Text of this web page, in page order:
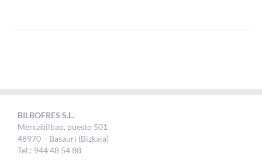
BILBOFRES S.L.
Mercabilbao, puesto 501
48970 – Basauri (Bizkaia)
Tel.: 944 48 54 88